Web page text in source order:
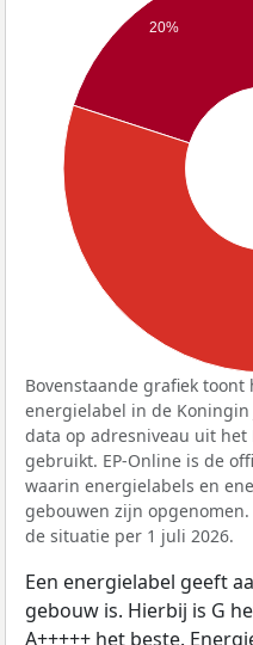
20%
Bovenstaande grafiek
energielabel in de
data op adresniveau uit het
gebruikt. EP-Online is de
waarin energielabels en
gebouwen zijn
de situatie per 1 juli 2026.
Een energielabel geeft
gebouw is. Hierbij is G
A+++++ het beste.